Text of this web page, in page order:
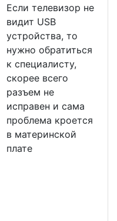
Если телевизор не
видит USB
устройства, то
нужно обратиться
к специалисту,
скорее всего
разъем не
исправен и сама
проблема кроется
в материнской
плате